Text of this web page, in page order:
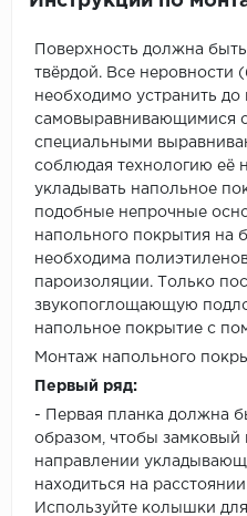
Поверхность должна
твёрдой. Все неровности
необходимо устранить до
самовыравнивающимися
специальными
соблюдая технологию её
укладывать напольное
подобные непрочные
напольного покрытия на
необходима
пароизоляции. Только
звукопоглощающую
напольное покрытие с
Монтаж напольного
Первый ряд:
- Первая планка должна
образом, чтобы замковый
направлении
находиться на
Используйте колышки